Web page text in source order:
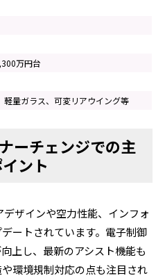
万円台
軽量ガラス、可変リアウイング等
ーチェンジでの主
ント
ザインや空力性能、インフォ
ートされています。電子制御
上し、最新のアシスト機能も
環境規制対応の点も注目され